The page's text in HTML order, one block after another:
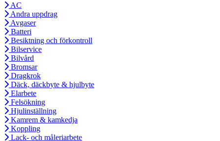
AC
Andra uppdrag
Avgaser
Batteri
Besiktning och förkontroll
Bilservice
Bilvård
Bromsar
Dragkrok
Däck, däckbyte & hjulbyte
Elarbete
Felsökning
Hjulinställning
Kamrem & kamkedja
Koppling
Lack- och måleriarbete